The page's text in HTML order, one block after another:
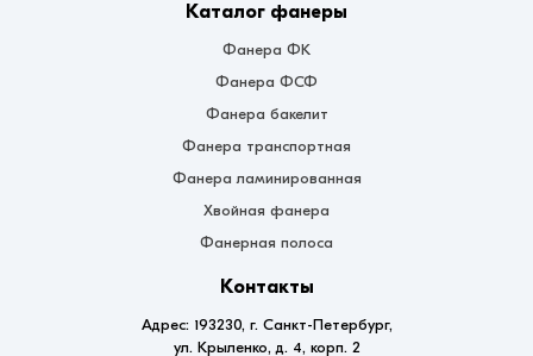
Каталог фанеры
Фанера ФК
Фанера ФСФ
Фанера бакелит
Фанера транспортная
Фанера ламинированная
Хвойная фанера
Фанерная полоса
Контакты
Адрес: 193230, г. Санкт-Петербург,
ул. Крыленко, д. 4, корп. 2